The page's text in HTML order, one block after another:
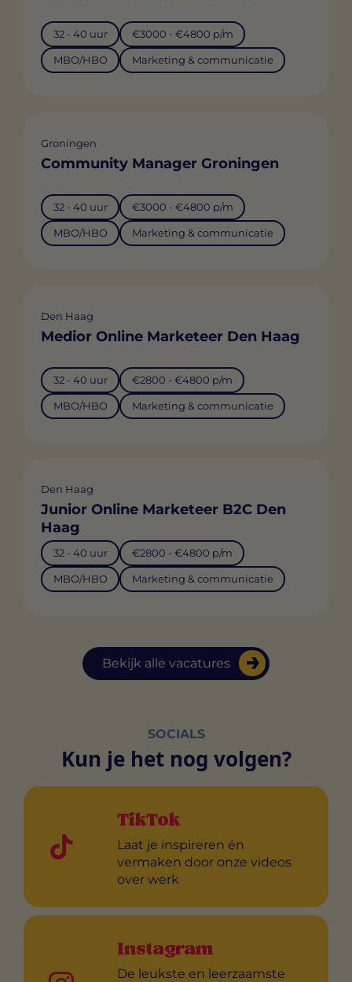
Bekijk alle vacatures
32 - 40 uur €3000 - €4800 p/m
MBO/HBO Marketing & communicatie
Groningen
Community Manager Groningen
32 - 40 uur €3000 - €4800 p/m
MBO/HBO Marketing & communicatie
Den Haag
Medior Online Marketeer Den Haag
32 - 40 uur €2800 - €4800 p/m
MBO/HBO Marketing & communicatie
Den Haag
Junior Online Marketeer B2C Den
Haag
32 - 40 uur €2800 - €4800 p/m
MBO/HBO Marketing & communicatie
SOCIALS
Kun je het nog volgen?
TikTok
Laat je inspireren én
vermaken door onze videos
over werk
Instagram
De leukste en leerzaamste